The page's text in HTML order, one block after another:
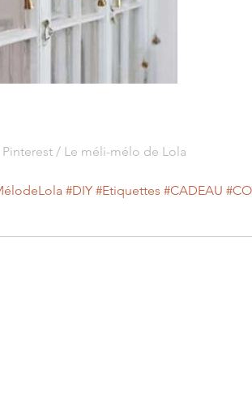
/ Le méli-mélo de Lola
#DIY #Etiquettes #CADEAU